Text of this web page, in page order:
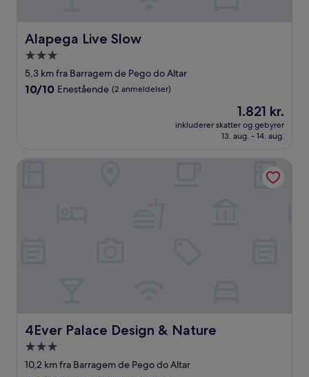
Alapega Live Slow
Alapega Live Slow
3.0-
stjernet
overnatningssted
5,3 km fra Barragem de Pego do Altar
10.0
anmeldelser)
10/10 Enestående (2 anmeldelser)
Prisen
er
1.821 kr.
1.821 kr.
inkluderer skatter og gebyrer
13. aug. - 14. aug.
4Ever Palace Design & Nature
4Ever Palace Design & Nature
3.0-
stjernet
10,2 km fra Barragem de Pego do Altar